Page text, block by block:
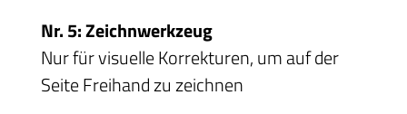
Nr. 5: Zeichnwerkzeug
Nur für visuelle Korrekturen, um auf der
Seite Freihand zu zeichnen